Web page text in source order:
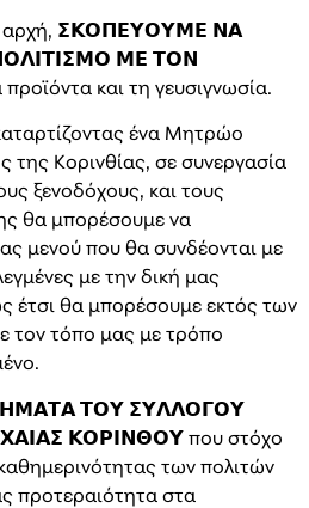
αρχή, 𝝨𝝟𝝤𝝥𝝚𝝪𝝤𝝪𝝡𝝚 𝝢𝝖
𝝡𝝚 𝝩𝝤𝝢
και τη γευσιγνωσία.
ένα Μητρώο
της Κορινθίας, σε συνεργασία
ξενοδόχους, και τους
θα μπορέσουμε να
μενού που θα συνδέονται με
με την δική μας
έτσι θα μπορέσουμε εκτός των
τον τόπο μας με τρόπο
𝝩𝝤𝝪 𝝨𝝪𝝠𝝠𝝤𝝘𝝤𝝪
𝝟𝝤𝝦𝝞𝝢𝝝𝝤𝝪 που στόχο
των πολιτών
προτεραιότητα στα